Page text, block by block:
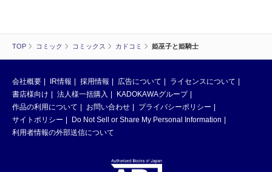
TOP コミック コミックス カドコミ 姫巫子と姫騎士
会社概要 IR情報 採用情報 広告について
ライセンスについて
書店様向け
法人様一括購入
KADOKAWAグループ
作品の利用について
お問い合わせ
プライバシーポリシー
サイトポリシー
Do Not Sell or Share My Personal Information
利用者情報の外部送信について